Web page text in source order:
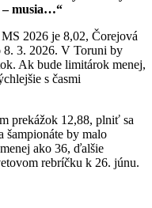
– musia…“
2026 je 8,02, Čorejová
8. 3. 2026. V Toruni by
Ak bude limitárok menej,
s časmi
prekážok 12,88, plniť sa
šampionáte by malo
ako 36, ďalšie
rebríčku k 26. júnu.